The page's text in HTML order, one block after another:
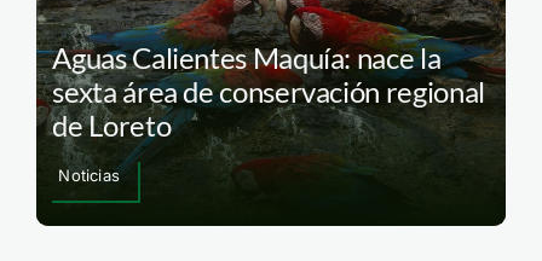
Aguas Calientes Maquía: nace la
sexta área de conservación regional
de Loreto
Noticias